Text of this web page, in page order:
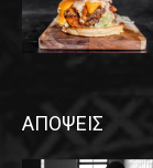
ΑΠΟΨΕΙΣ